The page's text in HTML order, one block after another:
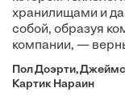
хранилищами и
собой, образуя
компании, —
Пол Доэрти,
Картик Нараин